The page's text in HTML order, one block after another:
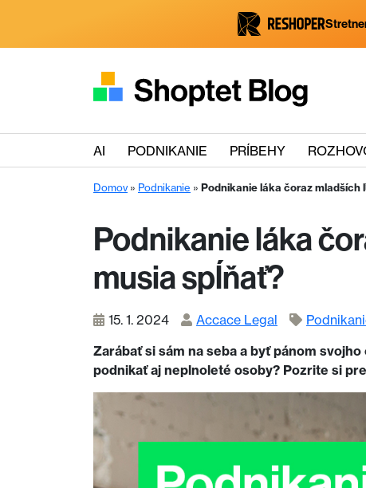
AI PODNIKANIE PRÍBEHY
Domov» Podnikanie » Podnikanie láka čoraz mladších
Podnikanie láka
musia spĺňať?
15. 1. 2024 Accace Legal
Zarábať si sám na seba a byť pánom
podnikať aj neplnoleté osoby? Pozrite si